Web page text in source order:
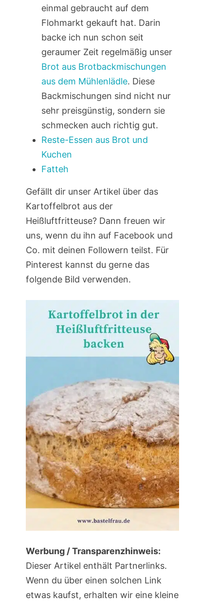
einmal gebraucht auf dem
Flohmarkt gekauft hat. Darin
backe ich nun schon seit
geraumer Zeit regelmäßig unser
Brot aus Brotbackmischungen
aus dem Mühlenlädle. Diese
Backmischungen sind nicht nur
sehr preisgünstig, sondern sie
schmecken auch richtig gut.
Reste-Essen aus Brot und
Kuchen
Fatteh
Gefällt dir unser Artikel über das
Kartoffelbrot aus der
Heißluftfritteuse? Dann freuen wir
uns, wenn du ihn auf Facebook und
Co. mit deinen Followern teilst. Für
Pinterest kannst du gerne das
folgende Bild verwenden.
Werbung / Transparenzhinweis:
Dieser Artikel enthält Partnerlinks.
Wenn du über einen solchen Link
etwas kaufst, erhalten wir eine kleine